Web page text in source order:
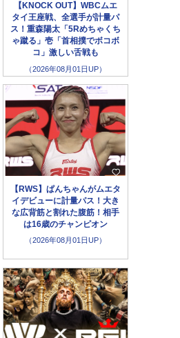
【KNOCK OUT】WBCムエ
タイ王座戦、全選手が計量パ
ス！重森陽太「5Rめちゃくち
ゃ蹴る」壱「首相撲でボコボ
コ」激しい舌戦も
（2026年08月01日UP）
【RWS】ぱんちゃんがムエタ
イデビューに計量パス！大き
な広背筋と割れた腹筋！相手
は16歳のチャンピオン
（2026年08月01日UP）